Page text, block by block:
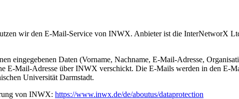
wir den E-Mail-Service von INWX. Anbieter ist die InterNetworX
eingegebenen Daten (Vorname, Nachname, E-Mail-Adresse,
E-Mail-Adresse über INWX verschickt. Die E-Mails werden in den E-
Universität Darmstadt.
von INWX: https://www.inwx.de/de/aboutus/dataprotection